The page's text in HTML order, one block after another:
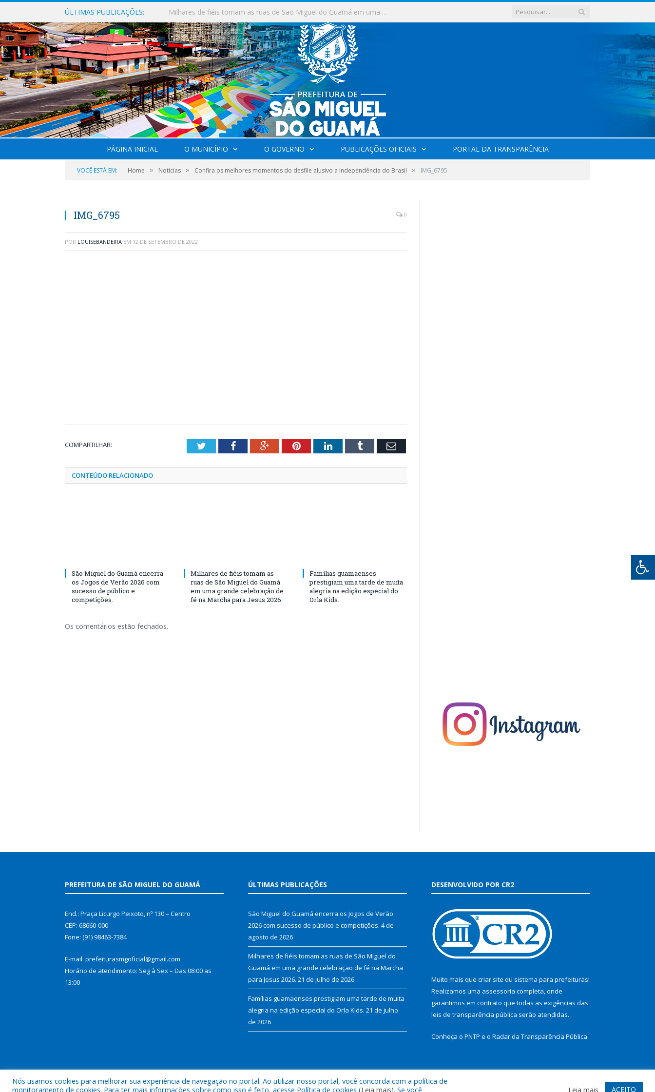
ÚLTIMAS PUBLICAÇÕES: Milhares de fiéis tomam as ruas de São Miguel do Guamá em uma grande celebração de fé na Marcha para Jesus 2026.
PÁGINA INICIAL O MUNICÍPIO O GOVERNO PUBLICAÇÕES OFICIAIS PORTAL DA TRANSPARÊNCIA
VOCÊ ESTÁ EM: Home » Notícias » Confira os melhores momentos do desfile alusivo a Independência do Brasil » IMG_6795
IMG_6795 0
POR LOUISEBANDEIRA EM 12 DE SETEMBRO DE 2022
COMPARTILHAR: TwitterFacebookGoogle+PinterestLinkedInTumblr Email
CONTEÚDO RELACIONADO
São Miguel do Guamá encerra
os Jogos de Verão 2026 com
sucesso de público e
competições.
Milhares de fiéis tomam as
ruas de São Miguel do Guamá
em uma grande celebração de
fé na Marcha para Jesus 2026.
Famílias guamaenses
prestigiam uma tarde de muita
alegria na edição especial do
Orla Kids.
Os comentários estão fechados.
PREFEITURA DE SÃO MIGUEL DO GUAMÁ
End.: Praça Licurgo Peixoto, nº 130 – Centro
CEP: 68660-000
Fone: (91) 98463-7384
E-mail: prefeiturasmgoficial@gmail.com
Horário de atendimento: Seg à Sex – Das 08:00 as
13:00
ÚLTIMAS PUBLICAÇÕES
São Miguel do Guamá encerra os Jogos de Verão
2026 com sucesso de público e competições. 4 de
agosto de 2026
Milhares de fiéis tomam as ruas de São Miguel do
Guamá em uma grande celebração de fé na Marcha
para Jesus 2026. 21 de julho de 2026
Famílias guamaenses prestigiam uma tarde de muita
alegria na edição especial do Orla Kids. 21 de julho
de 2026
DESENVOLVIDO POR CR2
Muito mais que criar site ou sistema para prefeituras!
Realizamos uma assessoria completa, onde
garantimos em contrato que todas as exigências das
leis de transparência pública serão atendidas.
Conheça o PNTP e o Radar da Transparência Pública
Todos os direitos reservados a Prefeitura Municipal de São Miguel do Guamá. Mapa do Site Acessar Webmail
Nós usamos cookies para melhorar sua experiência de navegação no portal. Ao utilizar nosso portal, você concorda com a política de
monitoramento de cookies. Para ter mais informações sobre como isso é feito, acesse Política de cookies (Leia mais). Se você Leia mais ACEITO